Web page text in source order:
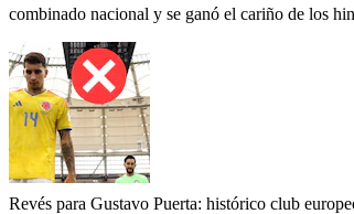
combinado nacional y se ganó el cariño de los
Revés para Gustavo Puerta: histórico club